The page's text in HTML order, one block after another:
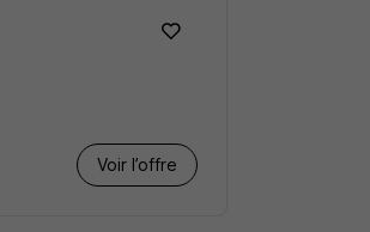
Voir l’offre